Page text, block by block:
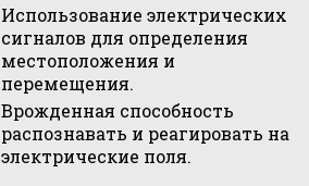
Использование электрических
сигналов для определения
местоположения и
перемещения.
Врожденная способность
распознавать и реагировать на
электрические поля.